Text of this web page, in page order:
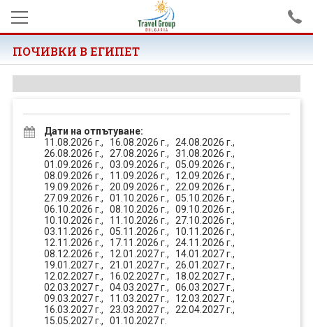
ЕКСКУРЗИИ
Самолетни екскурзии
Автобусни екскурзии
Почивки в Гърция
Почивки в Турция
Почивки в Египет
Почивки в България
Всички почивки
ПРОМОЦИИ
ЗА НАС
ПРАЗНИЦИ
Септемврийски празници
Майски празници
Нова година
Великден
EU PROEKT
Общи условия за
резервации
Удостоверение ТО/ТА
Политика за личните данни
ПРОЕКТ
ПОЧИВКИ В ЕГИПЕТ
Дати на отпътуване:
11.08.2026 г., 16.08.2026 г., 24.08.2026 г.,
26.08.2026 г., 27.08.2026 г., 31.08.2026 г.,
01.09.2026 г., 03.09.2026 г., 05.09.2026 г.,
08.09.2026 г., 11.09.2026 г., 12.09.2026 г.,
19.09.2026 г., 20.09.2026 г., 22.09.2026 г.,
27.09.2026 г., 01.10.2026 г., 05.10.2026 г.,
06.10.2026 г., 08.10.2026 г., 09.10.2026 г.,
10.10.2026 г., 11.10.2026 г., 27.10.2026 г.,
03.11.2026 г., 05.11.2026 г., 10.11.2026 г.,
12.11.2026 г., 17.11.2026 г., 24.11.2026 г.,
08.12.2026 г., 12.01.2027 г., 14.01.2027 г.,
19.01.2027 г., 21.01.2027 г., 26.01.2027 г.,
12.02.2027 г., 16.02.2027 г., 18.02.2027 г.,
02.03.2027 г., 04.03.2027 г., 06.03.2027 г.,
09.03.2027 г., 11.03.2027 г., 12.03.2027 г.,
16.03.2027 г., 23.03.2027 г., 22.04.2027 г.,
15.05.2027 г., 01.10.2027 г.